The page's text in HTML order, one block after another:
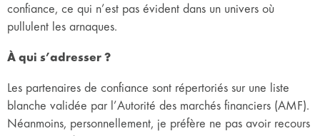
confiance, ce qui n’est pas évident dans un univers où
pullulent les arnaques.
À qui s’adresser ?
Les partenaires de confiance sont répertoriés sur une liste
blanche validée par l’Autorité des marchés financiers (AMF).
Néanmoins, personnellement, je préfère ne pas avoir recours